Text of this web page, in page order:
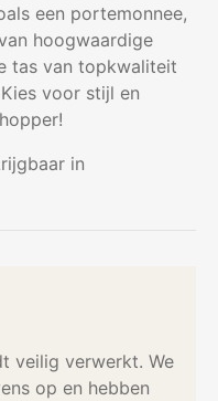
een portemonnee,
hoogwaardige
tas van topkwaliteit
voor stijl en
in
veilig verwerkt. We
op en hebben